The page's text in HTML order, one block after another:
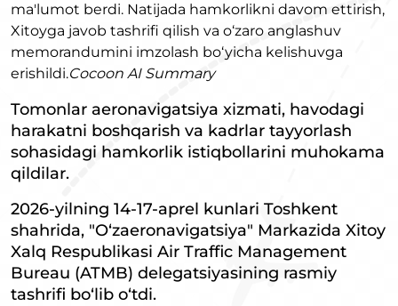
ma'lumot berdi. Natijada hamkorlikni davom ettirish,
Xitoyga javob tashrifi qilish va o‘zaro anglashuv
memorandumini imzolash bo‘yicha kelishuvga
erishildi.Cocoon AI Summary
Tomonlar aeronavigatsiya xizmati, havodagi
harakatni boshqarish va kadrlar tayyorlash
sohasidagi hamkorlik istiqbollarini muhokama
qildilar.
2026-yilning 14-17-aprel kunlari Toshkent
shahrida, "O‘zaeronavigatsiya" Markazida Xitoy
Xalq Respublikasi Air Traffic Management
Bureau (ATMB) delegatsiyasining rasmiy
tashrifi bo‘lib o‘tdi.